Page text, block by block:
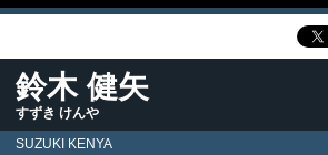
鈴木 健矢
すずき けんや
SUZUKI KENYA